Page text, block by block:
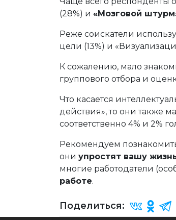
(28%) и «Мозговой
Реже соискатели
цели (13%) и
К сожалению, мало
группового отбора и
Что касается
действия», то они также
соответственно 4% и 2%
Рекомендуем
они упростят вашу
многие работодатели
работе.
Поделиться: